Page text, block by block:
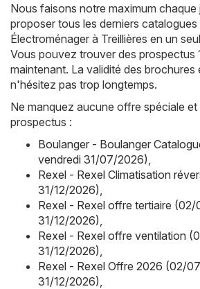
Nous faisons notre maximum
proposer tous les derniers
Électroménager à Treillières en un
Vous pouvez trouver des prospectus
maintenant. La validité des brochures
n'hésitez pas trop longtemps.
Ne manquez aucune offre spéciale
prospectus :
Boulanger - Boulanger
vendredi 31/07/2026)
Rexel - Rexel Climatisation
31/12/2026)
Rexel - Rexel offre tertiaire
31/12/2026)
Rexel - Rexel offre ventilation
31/12/2026)
Rexel - Rexel Offre 2026 (02/
31/12/2026)